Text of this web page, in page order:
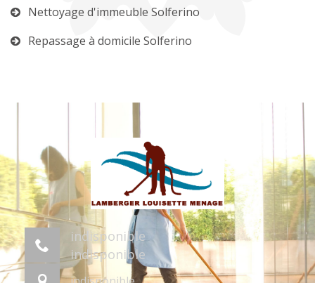
Nettoyage d'immeuble Solferino
Repassage à domicile Solferino
indisponible
indisponible